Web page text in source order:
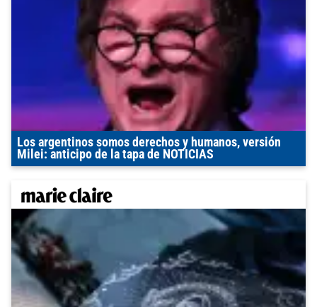
Los argentinos somos derechos y humanos, versión
Milei: anticipo de la tapa de NOTICIAS